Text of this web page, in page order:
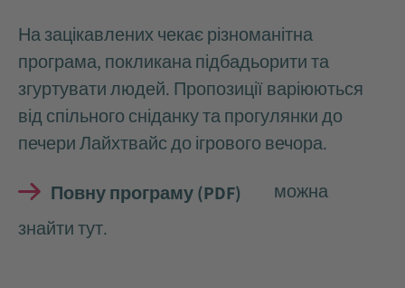
На зацікавлених чекає різноманітна
програма, покликана підбадьорити та
згуртувати людей. Пропозиції варіюються
від спільного сніданку та прогулянки до
печери Лайхтвайс до ігрового вечора.
Повну програму (PDF)
можна
знайти тут.